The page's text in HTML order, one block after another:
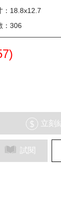
：18.8x12.7
：306
$ 立刻
試閱